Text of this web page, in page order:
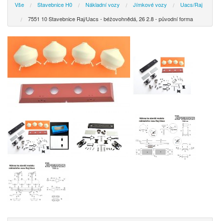
Vše Stavebnice H0 Nákladní vozy Jímkové vozy
Uacs/Raj
7551 10 Stavebnice Raj/Uacs - béžovohnědá, 26 2.8 - původní forma